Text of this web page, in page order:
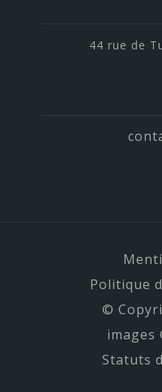
44 rue de
Politique
©
images
Statuts